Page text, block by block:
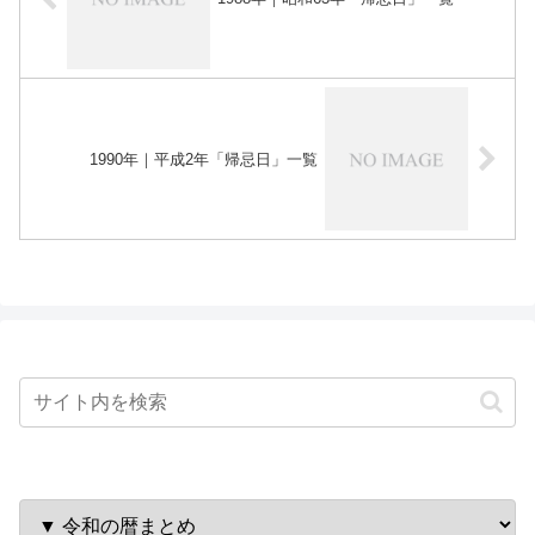
1990年｜平成2年「帰忌日」一覧